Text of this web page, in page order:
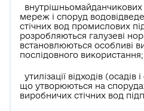
мереж і споруд
стічних вод промислових
розробляються галузеві
встановлюються особливі
послідовного використання;
утилізації відходів
що утворюються на
виробничих стічних вод